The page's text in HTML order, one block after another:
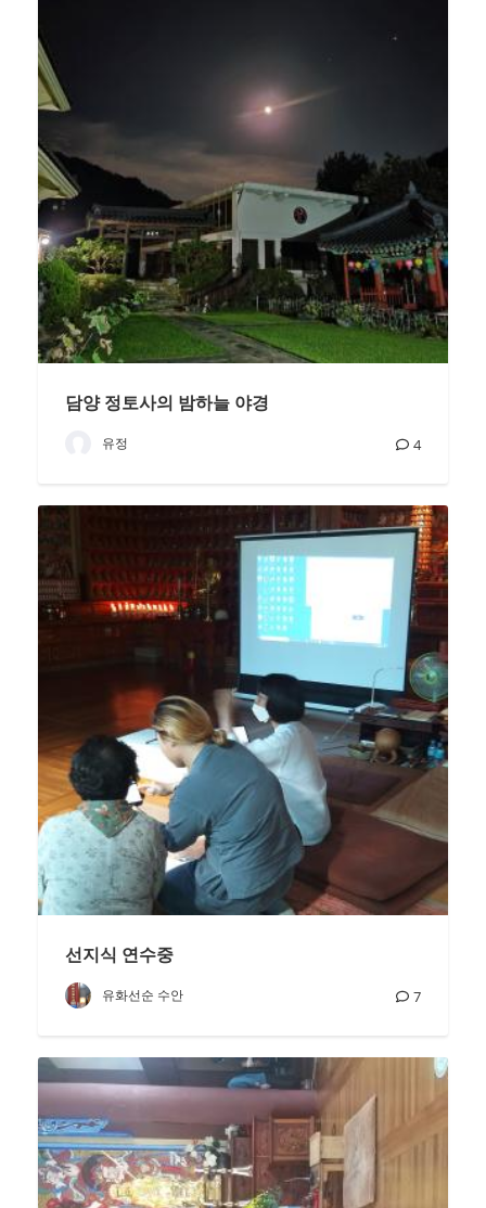
담양 정토사의 밤하늘 야경
유정 4
선지식 연수중
유화선순 수안 7